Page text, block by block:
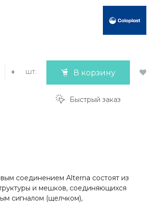
+ шт. В корзину
Быстрый заказ
соединением Alterna состоят из
и мешков, соединяющихся
сигналом (щелчком),